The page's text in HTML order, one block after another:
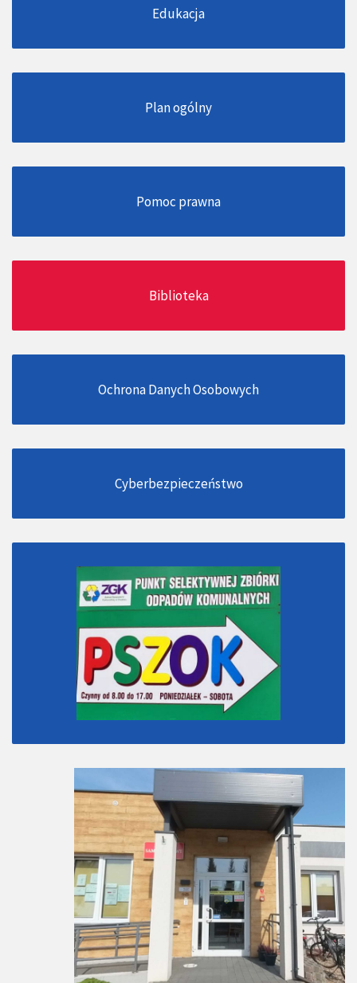
Edukacja
Plan ogólny
Pomoc prawna
Biblioteka
Ochrona Danych Osobowych
Cyberbezpieczeństwo